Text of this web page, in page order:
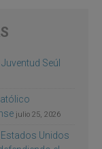
Seúl
julio 25, 2026
Unidos